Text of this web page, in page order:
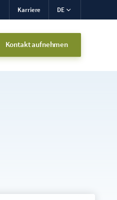
Karriere DE
Kontakt aufnehmen